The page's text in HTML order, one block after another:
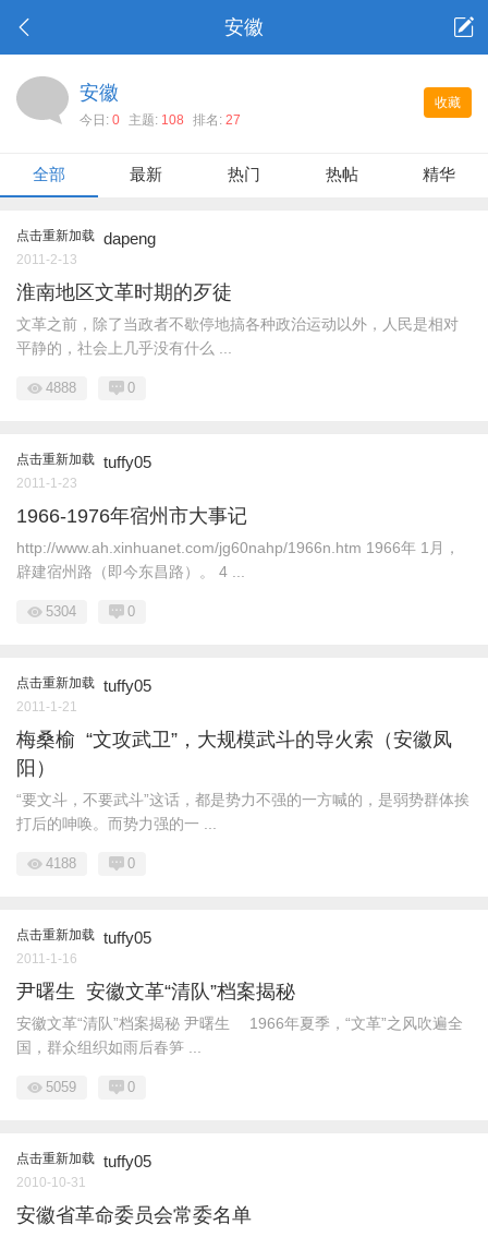
安徽
收藏
安徽
今日: 0 主题: 108 排名: 27
全部 最新 热门 热帖 精华
点击重新加载 dapeng
2011-2-13
淮南地区文革时期的歹徒
文革之前，除了当政者不歇停地搞各种政治运动以外，人民是相对
平静的，社会上几乎没有什么 ...
4888 0
点击重新加载 tuffy05
2011-1-23
1966-1976年宿州市大事记
http://www.ah.xinhuanet.com/jg60nahp/1966n.htm 1966年 1月，
辟建宿州路（即今东昌路）。 4 ...
5304 0
点击重新加载 tuffy05
2011-1-21
梅桑榆 “文攻武卫”，大规模武斗的导火索（安徽凤
阳）
“要文斗，不要武斗”这话，都是势力不强的一方喊的，是弱势群体挨
打后的呻唤。而势力强的一 ...
4188 0
点击重新加载 tuffy05
2011-1-16
尹曙生 安徽文革“清队”档案揭秘
安徽文革“清队”档案揭秘 尹曙生 1966年夏季，“文革”之风吹遍全
国，群众组织如雨后春笋 ...
5059 0
点击重新加载 tuffy05
2010-10-31
安徽省革命委员会常委名单